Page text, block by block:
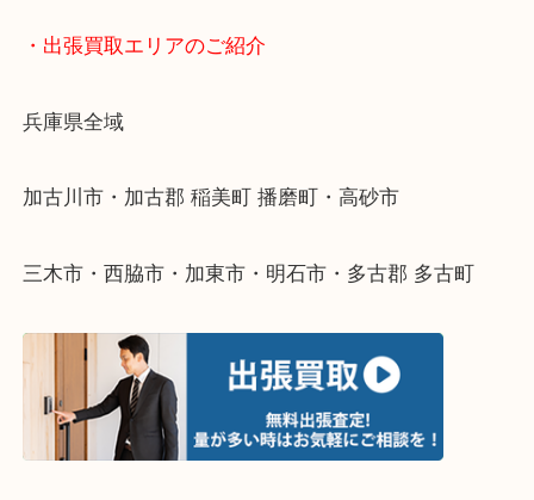
物を整理するケースは年々増えてきています。
整理したいけどなにが値段つくかわからない…
そんなときはお気軽に下記フォームより出張買取を
兵庫県全域